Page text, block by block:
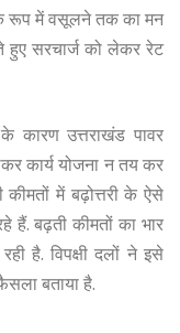
रूप में वसूलने तक का मन
सरचार्ज को लेकर रेट
कारण उत्तराखंड पावर
कार्य योजना न तय कर
कीमतों में बढ़ोत्तरी के ऐसे
बढ़ती कीमतों का भार
है. विपक्षी दलों ने इसे
बताया है.